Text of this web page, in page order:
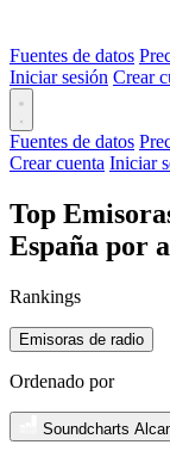
Fuentes de datos
Iniciar sesión Crear
Fuentes de datos
Crear cuenta Iniciar
Top
España por
Rankings
Emisoras de radio
Ordenado por
Soundcharts